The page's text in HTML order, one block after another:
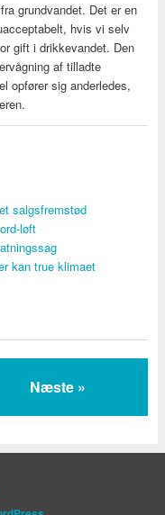
grundvandet. Det er en
hvis vi selv
gift i drikkevandet. Den
af tilladte
opfører sig anderledes,
salgsfremstød
løft
kan true klimaet
Næste »